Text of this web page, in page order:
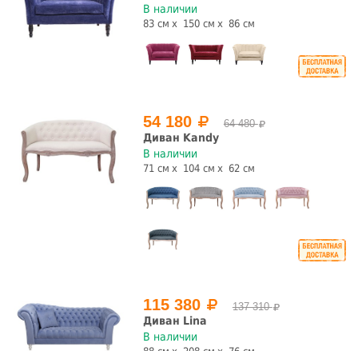
В наличии
83 см 150 см 86 см
54 180 64 480
Диван Kandy
В наличии
71 см 104 см 62 см
115 380 137 310
Диван Lina
В наличии